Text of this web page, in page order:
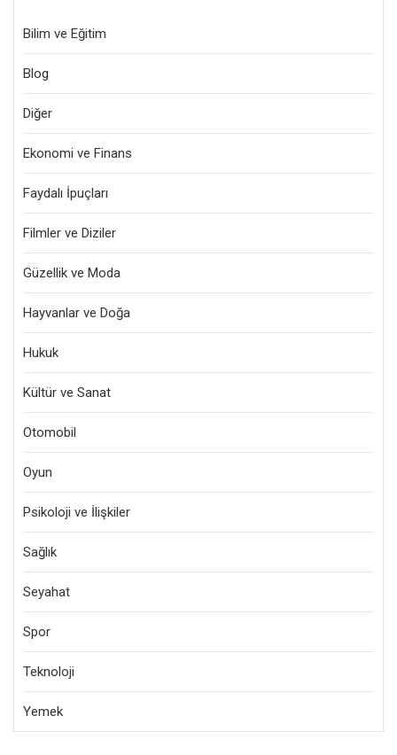
Bilim ve Eğitim
Blog
Diğer
Ekonomi ve Finans
Faydalı İpuçları
Filmler ve Diziler
Güzellik ve Moda
Hayvanlar ve Doğa
Hukuk
Kültür ve Sanat
Otomobil
Oyun
Psikoloji ve İlişkiler
Sağlık
Seyahat
Spor
Teknoloji
Yemek